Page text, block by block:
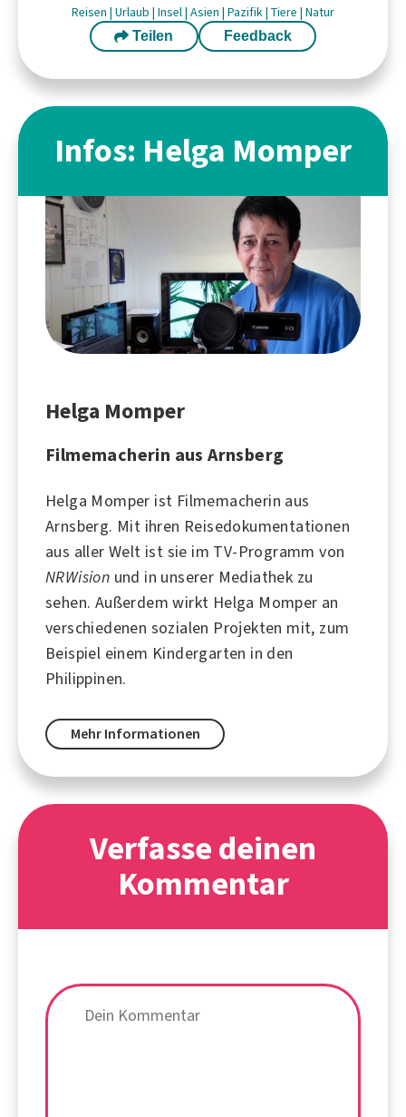
Reisen | Urlaub | Insel| Asien | Pazifik| Tiere | Natur
Teilen Feedback
Infos: Helga Momper
Helga Momper
Filmemacherin aus Arnsberg
Helga Momper ist Filmemacherin aus
Arnsberg. Mit ihren Reisedokumentationen
aus aller Welt ist sie im TV-Programm von
NRWision und in unserer Mediathek zu
sehen. Außerdem wirkt Helga Momper an
verschiedenen sozialen Projekten mit, zum
Beispiel einem Kindergarten in den
Philippinen.
Mehr Informationen
Verfasse deinen
Kommentar